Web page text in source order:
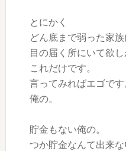
とにかく
どん底まで弱った家族
目の届く所にいて欲し
これだけです。
言ってみればエゴです
俺の。
貯金もない俺の。
つか貯金なんて出来な